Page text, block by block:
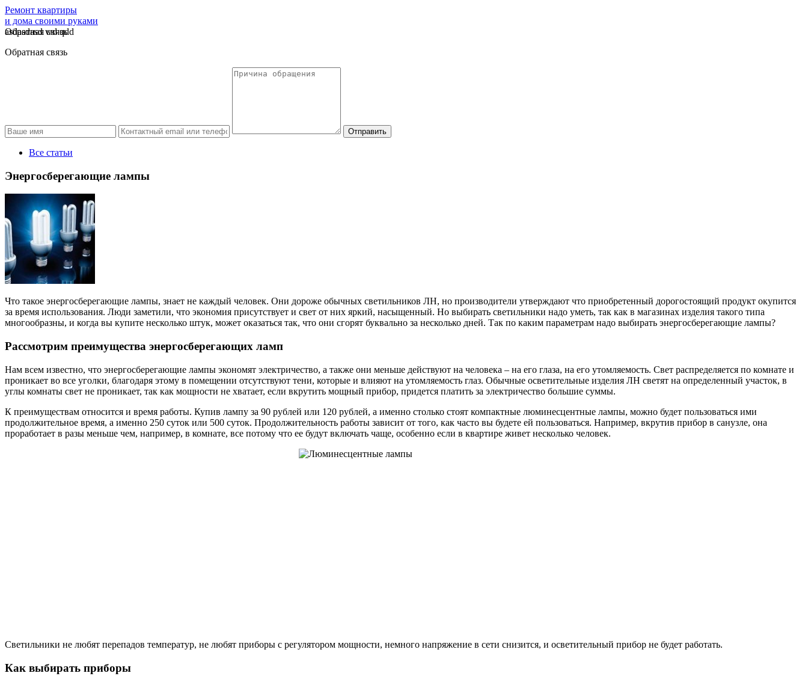
Ремонт квартиры
и дома своими руками
asdasdasd wd qdd
Обратная связь
Обратная связь
Все статьи
Энергосберегающие лампы
Что такое энергосберегающие лампы, знает не каждый человек. Они дороже обычных светильников ЛН, но производители утверждают что приобретенный дорогостоящий продукт окупится
за время использования. Люди заметили, что экономия присутствует и свет от них яркий, насыщенный. Но выбирать светильники надо уметь, так как в магазинах изделия такого типа
многообразны, и когда вы купите несколько штук, может оказаться так, что они сгорят буквально за несколько дней. Так по каким параметрам надо выбирать энергосберегающие лампы?
Рассмотрим преимущества энергосберегающих ламп
Нам всем известно, что энергосберегающие лампы экономят электричество, а также они меньше действуют на человека – на его глаза, на его утомляемость. Свет распределяется по комнате и
проникает во все уголки, благодаря этому в помещении отсутствуют тени, которые и влияют на утомляемость глаз. Обычные осветительные изделия ЛН светят на определенный участок, в
углы комнаты свет не проникает, так как мощности не хватает, если вкрутить мощный прибор, придется платить за электричество большие суммы.
К преимуществам относится и время работы. Купив лампу за 90 рублей или 120 рублей, а именно столько стоят компактные люминесцентные лампы, можно будет пользоваться ими
продолжительное время, а именно 250 суток или 500 суток. Продолжительность работы зависит от того, как часто вы будете ей пользоваться. Например, вкрутив прибор в санузле, она
проработает в разы меньше чем, например, в комнате, все потому что ее будут включать чаще, особенно если в квартире живет несколько человек.
Светильники не любят перепадов температур, не любят приборы с регулятором мощности, немного напряжение в сети снизится, и осветительный прибор не будет работать.
Как выбирать приборы